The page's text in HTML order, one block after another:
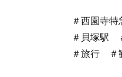
＃西園寺
＃貝塚駅
＃旅行 ＃